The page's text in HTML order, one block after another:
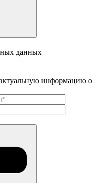
данных
информацию о